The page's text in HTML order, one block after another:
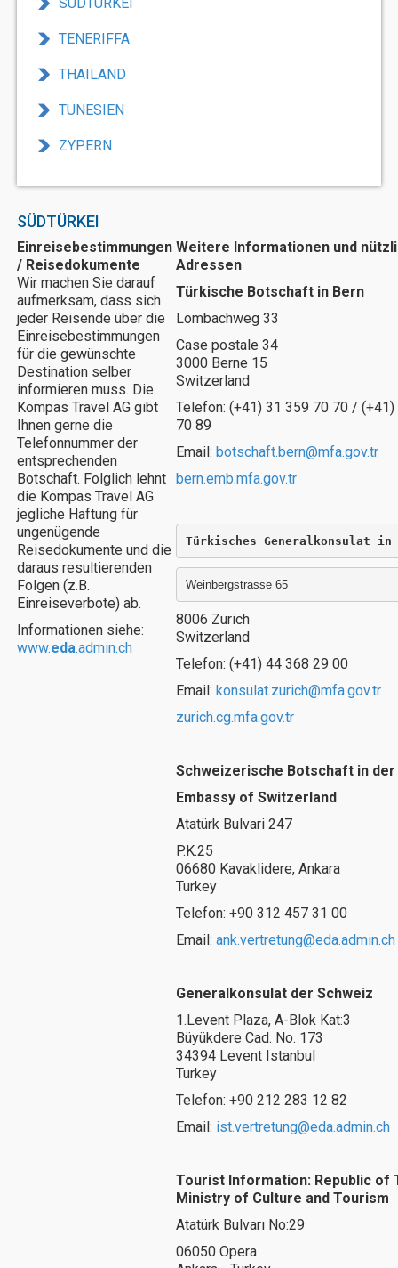
TENERIFFA
THAILAND
TUNESIEN
ZYPERN
SÜDTÜRKEI
Einreisebestimmungen
/ Reisedokumente
Wir machen Sie darauf
aufmerksam, dass sich
jeder Reisende über die
Einreisebestimmungen
für die gewünschte
Destination selber
informieren muss. Die
Kompas Travel AG gibt
Ihnen gerne die
Telefonnummer der
entsprechenden
Botschaft. Folglich lehnt
die Kompas Travel AG
jegliche Haftung für
ungenügende
Reisedokumente und die
daraus resultierenden
Folgen (z.B.
Einreiseverbote) ab.
Informationen siehe:
www.eda.admin.ch
Weitere Informationen und
Adressen
Türkische Botschaft in Bern
Lombachweg 33
Case postale 34
3000 Berne 15
Switzerland
Telefon: (+41) 31 359 70 70 /
70 89
Email: botschaft.bern@mfa.gov.tr
bern.emb.mfa.gov.tr
Türkisches Generalkonsulat in
Weinbergstrasse 65
8006 Zurich
Switzerland
Telefon: (+41) 44 368 29 00
Email: konsulat.zurich@mfa.gov.tr
zurich.cg.mfa.gov.tr
Schweizerische Botschaft in
Embassy of Switzerland
Atatürk Bulvari 247
P.K.25
06680 Kavaklidere, Ankara
Turkey
Telefon: +90 312 457 31 00
Email: ank.vertretung@eda.admin.ch
Generalkonsulat der Schweiz
1.Levent Plaza, A-Blok Kat:3
Büyükdere Cad. No. 173
34394 Levent Istanbul
Turkey
Telefon: +90 212 283 12 82
Email: ist.vertretung@eda.admin.ch
Tourist Information: Republic of
Ministry of Culture and Tourism
Atatürk Bulvarı No:29
06050 Opera